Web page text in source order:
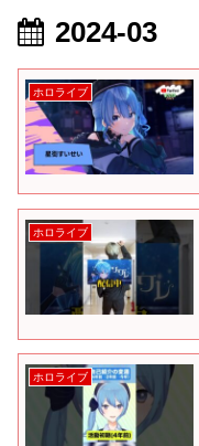
2024-03
ホロライブ
ホロライブ
ホロライブ